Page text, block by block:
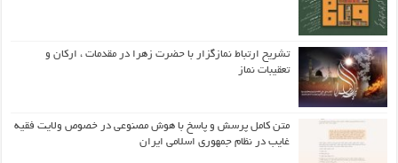
تشریح ارتباط نمازگزار با حضرت زهرا در مقدمات ، ارکان و
تعقیبات نماز
متن کامل پرسش و پاسخ با هوش مصنوعی در خصوص ولایت فقیه
غایب در نظام جمهوری اسلامی ایران